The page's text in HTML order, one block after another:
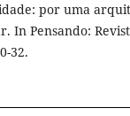
por uma
In Pensando:
32.